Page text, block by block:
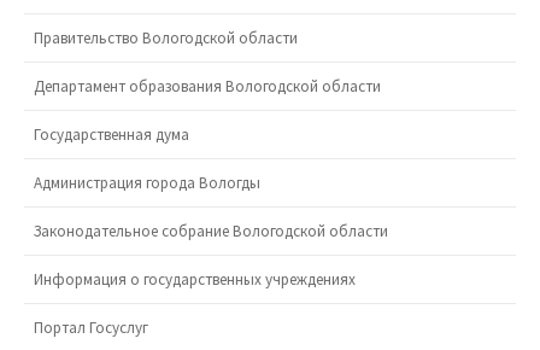
Правительство Вологодской области
Департамент образования Вологодской области
Государственная дума
Администрация города Вологды
Законодательное собрание Вологодской области
Информация о государственных учреждениях
Портал Госуслуг